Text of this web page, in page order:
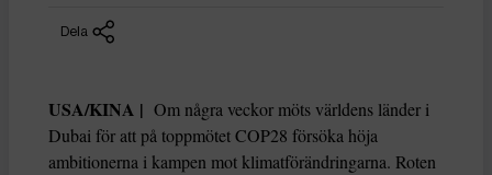
Dela
USA/KINA | Om några veckor möts världens länder i
Dubai för att på toppmötet COP28 försöka höja
ambitionerna i kampen mot klimatförändringarna. Roten